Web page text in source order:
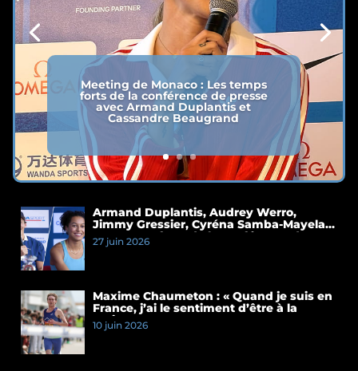
Meeting de Monaco : Les temps
forts de la conférence de presse
avec Armand Duplantis et
Cassandre Beaugrand
Armand Duplantis, Audrey Werro,
Jimmy Gressier, Cyréna Samba-Mayela…
Les temps forts de la conférence de
presse du Meeting de Paris 2026
27 juin 2026
Maxime Chaumeton : « Quand je suis en
France, j’ai le sentiment d’être à la
maison »
10 juin 2026